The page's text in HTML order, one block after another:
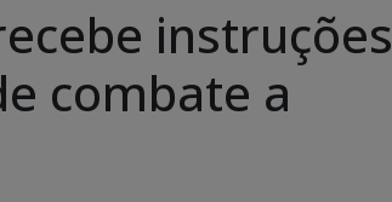
instruções
combate a